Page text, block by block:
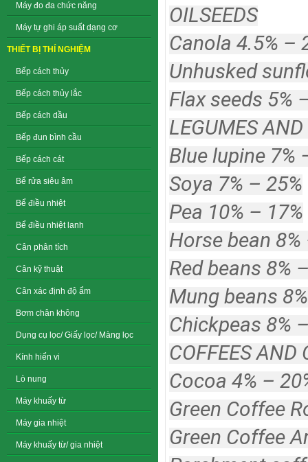
Máy đo đa chức năng
Máy tự ghi áp suất dạng cơ
THIẾT BỊ THÍ NGHIỆM
Bếp cách thủy
Bếp cách thủy lắc
Bếp cách dầu
Bếp đun bình cầu
Bếp cách cát
Bể rửa siêu âm
Bể điều nhiệt
Bể điều nhiệt lanh
Cân phân tích
Cân kỹ thuật
Cân xác định độ ẩm
Bơm chân không
Dụng cụ lọc/ Giấy lọc/ Màng lọc
Kính hiển vi
Lò nung
Máy khuấy từ
Máy gia nhiệt
Máy khuấy từ/ gia nhiệt
OILSEEDS
Canola 4.5% –
Unhusked
Flax seeds 5%
LEGUMES
Blue lupine 7%
Soya 7% – 25%
Pea 10% – 17%
Horse bean 8%
Red beans 8%
Mung beans
Chickpeas 8%
COFFEES AND
Cocoa 4% –
Green Coffee
Green Coffee